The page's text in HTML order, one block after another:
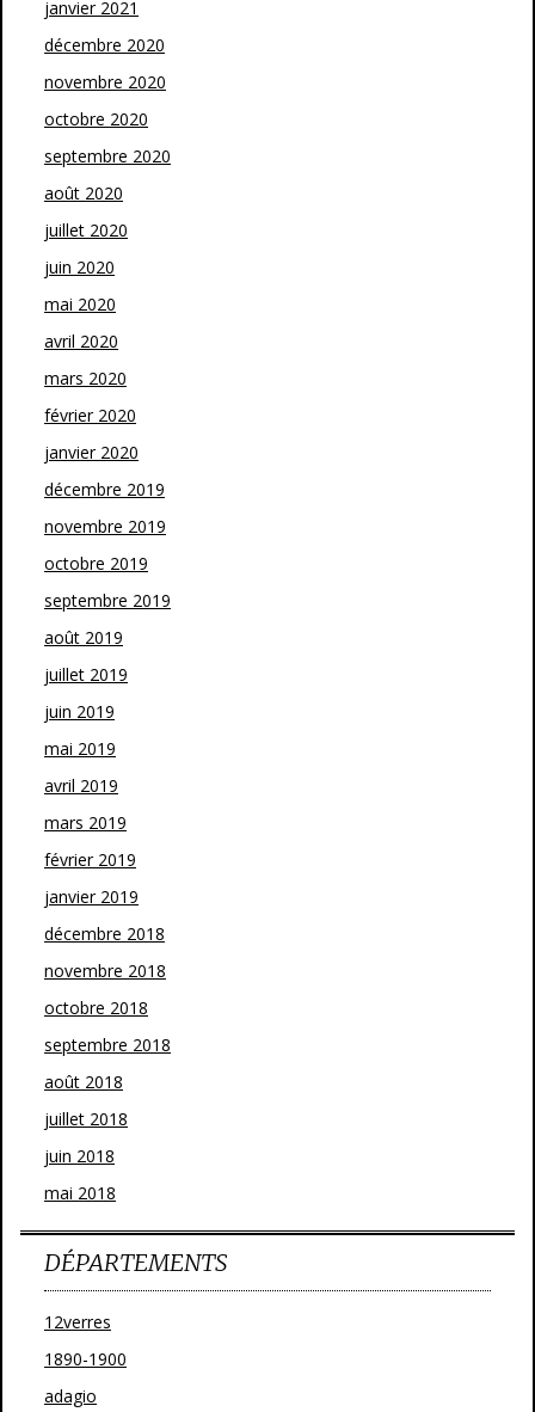
janvier 2021
décembre 2020
novembre 2020
octobre 2020
septembre 2020
août 2020
juillet 2020
juin 2020
mai 2020
avril 2020
mars 2020
février 2020
janvier 2020
décembre 2019
novembre 2019
octobre 2019
septembre 2019
août 2019
juillet 2019
juin 2019
mai 2019
avril 2019
mars 2019
février 2019
janvier 2019
décembre 2018
novembre 2018
octobre 2018
septembre 2018
août 2018
juillet 2018
juin 2018
mai 2018
DÉPARTEMENTS
12verres
1890-1900
adagio